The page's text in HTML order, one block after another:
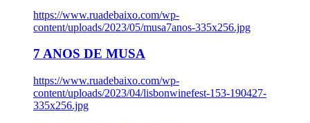
https://www.ruadebaixo.com/wp-
content/uploads/2023/05/musa7anos-335x256.jpg
7 ANOS DE MUSA
https://www.ruadebaixo.com/wp-
content/uploads/2023/04/lisbonwinefest-153-190427-
335x256.jpg